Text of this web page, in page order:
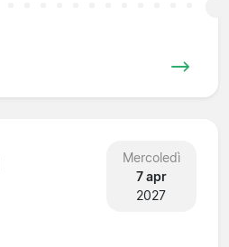
Mercoledì
7 apr
2027